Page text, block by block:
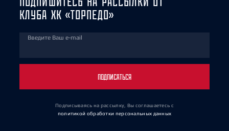
КЛУБА ХК «ТОРПЕДО»
Введите Ваш e-mail
ПОДПИСАТЬСЯ
Подписываясь на рассылку, Вы соглашаетесь с
политикой обработки персональных данных